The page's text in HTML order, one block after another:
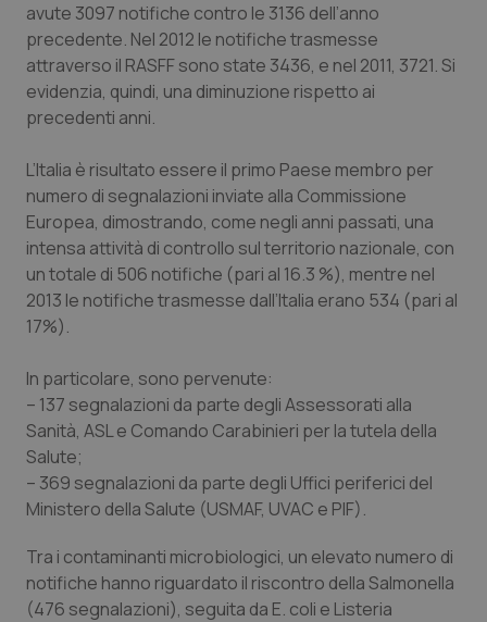
Liguria
Lombardia
Marche
Molise
Piemonte
Provincia Autonoma di Bolzano
Puglia
Sardegna
Toscana
Disturbi dell’umore
Dolore
Donna & Salute
Epatiti
HIV
Infezioni & Febbre
Malattie rare
Malattia di Crohn & Rettocolite Ulcerosa
Neuroscienze & patologie neurodegenerative
Obesità
avute 3097 notifiche contro le 3136 dell’anno
precedente. Nel 2012 le notifiche trasmesse
attraverso il RASFF sono state 3436, e nel 2011, 3721. Si
evidenzia, quindi, una diminuzione rispetto ai
precedenti anni.
L’Italia è risultato essere il primo Paese membro per
numero di segnalazioni inviate alla Commissione
Europea, dimostrando, come negli anni passati, una
intensa attività di controllo sul territorio nazionale, con
un totale di 506 notifiche (pari al 16.3 %), mentre nel
2013 le notifiche trasmesse dall’Italia erano 534 (pari al
17%).
In particolare, sono pervenute:
– 137 segnalazioni da parte degli Assessorati alla
Sanità, ASL e Comando Carabinieri per la tutela della
Salute;
– 369 segnalazioni da parte degli Uffici periferici del
Ministero della Salute (USMAF, UVAC e PIF).
Tra i contaminanti microbiologici, un elevato numero di
notifiche hanno riguardato il riscontro della Salmonella
(476 segnalazioni), seguita da E. coli e Listeria